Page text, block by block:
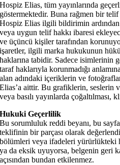
Hospiz Elias, tüm yayınlarında
göstermektedir. Buna rağmen bir
Hospiz Elias ilgili bildirimin
veya uygun telif hakkı ibaresi
ve üçüncü kişiler tarafından
işaretler, ilgili marka hukukunun
haklarına tabidir. Sadece isimlerinin
taraf haklarıyla korunmadığı
alan adındaki içeriklerin ve
Elias’a aittir. Bu grafiklerin, seslerin
veya basılı yayınlarda çoğaltılması,
Hukuki Geçerlilik
Bu sorumluluk reddi beyanı, bu
teklifinin bir parçası olarak
bölümleri veya ifadeleri yürürlükteki
ya da eksik uyuyorsa, belgenin geri
açısından bundan etkilenmez.